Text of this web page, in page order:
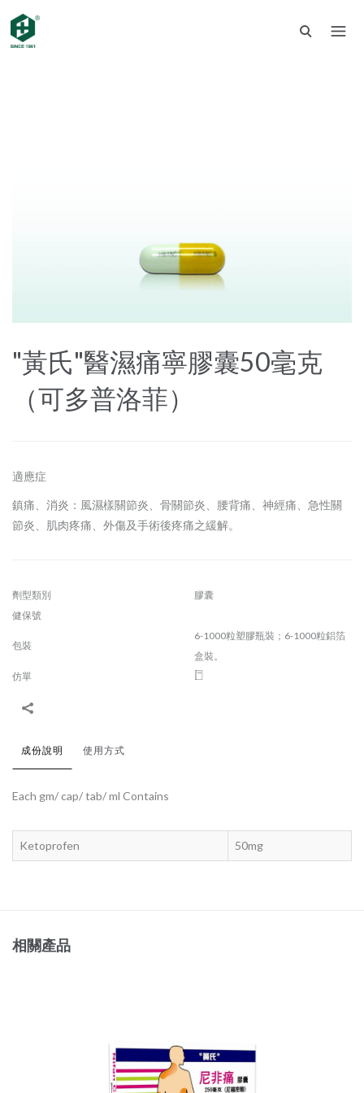
"黃氏"醫濕痛寧膠囊50毫克
（可多普洛菲）
適應症
鎮痛、消炎：風濕樣關節炎、骨關節炎、腰背痛、神經痛、急性關
節炎、肌肉疼痛、外傷及手術後疼痛之緩解。
劑型類別
膠囊
健保號
包裝
6-1000粒塑膠瓶裝；6-1000粒鋁箔
盒裝。
仿單
成份說明 使用方式
Each gm/ cap/ tab/ ml Contains
Ketoprofen 50mg
相關產品